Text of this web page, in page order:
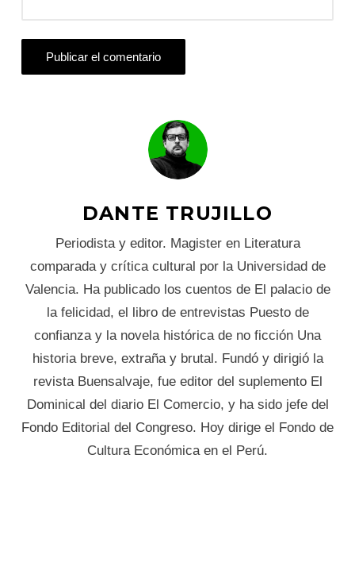
DANTE TRUJILLO
Periodista y editor. Magister en Literatura
comparada y crítica cultural por la Universidad de
Valencia. Ha publicado los cuentos de El palacio de
la felicidad, el libro de entrevistas Puesto de
confianza y la novela histórica de no ficción Una
historia breve, extraña y brutal. Fundó y dirigió la
revista Buensalvaje, fue editor del suplemento El
Dominical del diario El Comercio, y ha sido jefe del
Fondo Editorial del Congreso. Hoy dirige el Fondo de
Cultura Económica en el Perú.